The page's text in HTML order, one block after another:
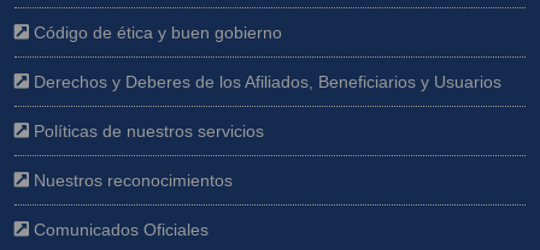
Código de ética y buen gobierno
Derechos y Deberes de los Afiliados, Beneficiarios y Usuarios
Políticas de nuestros servicios
Nuestros reconocimientos
Comunicados Oficiales